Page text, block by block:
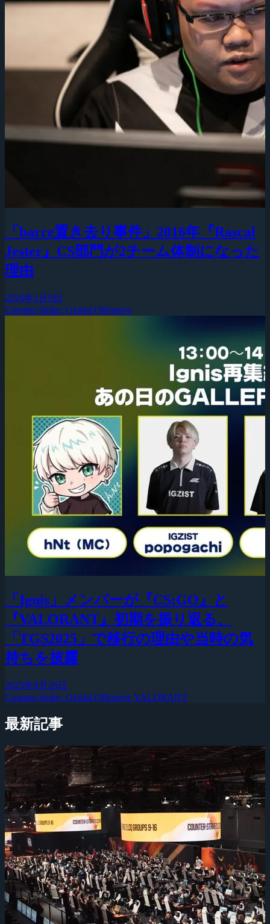
「barce置き去り事件」2016年『Rascal
Jester』CS部門が2チーム体制になった
理由
2026年1月9日
Counter-Strike: Global Offensive
「Ignis」メンバーが『CS:GO』と
『VALORANT』初期を振り返る、
「TGS2025」で移行の理由や当時の気
持ちを披露
2025年9月26日
Counter-Strike: Global Offensive VALORANT
最新記事